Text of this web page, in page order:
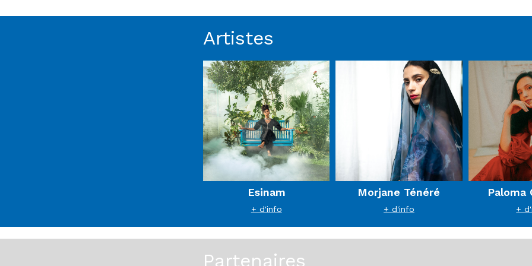
Artistes
Esinam
+ d'info
Morjane Ténéré
+ d'info
Paloma
+
Partenaires